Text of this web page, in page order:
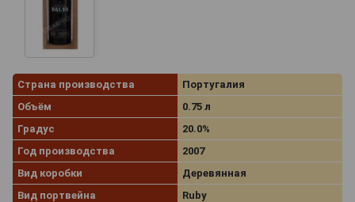
Страна производства
Португалия
Объём
0.75 л
Градус
20.0%
Год производства
2007
Вид коробки
Деревянная
Вид портвейна
Ruby